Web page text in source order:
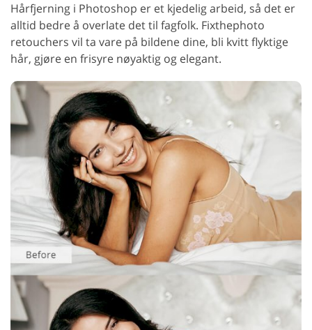
Hårfjerning i Photoshop er et kjedelig arbeid, så det er
alltid bedre å overlate det til fagfolk. Fixthephoto
retouchers vil ta vare på bildene dine, bli kvitt flyktige
hår, gjøre en frisyre nøyaktig og elegant.